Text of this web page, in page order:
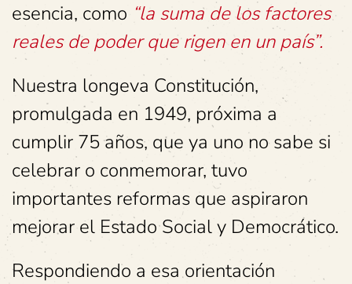
esencia, como “la suma de los factores
reales de poder que rigen en un país”.
Nuestra longeva Constitución,
promulgada en 1949, próxima a
cumplir 75 años, que ya uno no sabe si
celebrar o conmemorar, tuvo
importantes reformas que aspiraron
mejorar el Estado Social y Democrático.
Respondiendo a esa orientación